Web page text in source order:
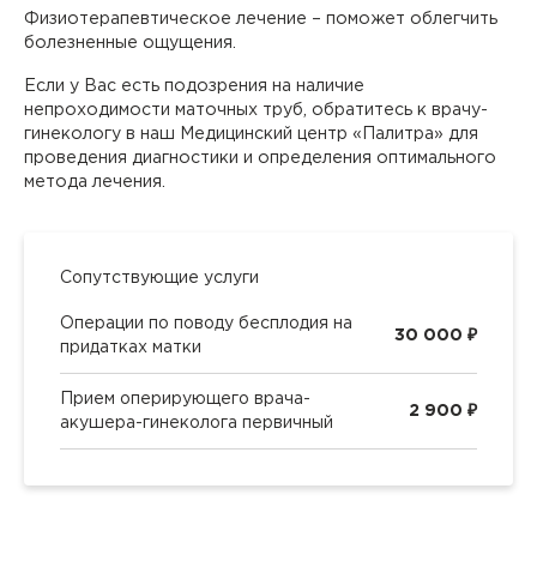
Физиотерапевтическое лечение – поможет облегчить
болезненные ощущения.
Если у Вас есть подозрения на наличие
непроходимости маточных труб, обратитесь к врачу-
гинекологу в наш Медицинский центр «Палитра» для
проведения диагностики и определения оптимального
метода лечения.
Сопутствующие услуги
Операции по поводу бесплодия на
придатках матки
30 000 ₽
Прием оперирующего врача-
акушера-гинеколога первичный
2 900 ₽